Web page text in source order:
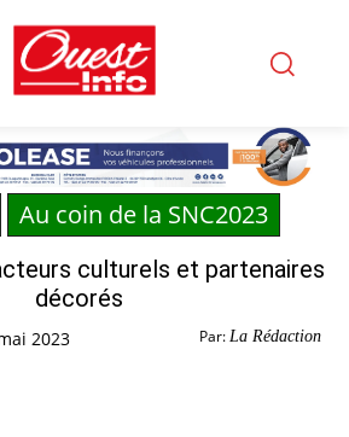
Au coin de la SNC2023
culturels et partenaires
décorés
Par: La Rédaction
2023